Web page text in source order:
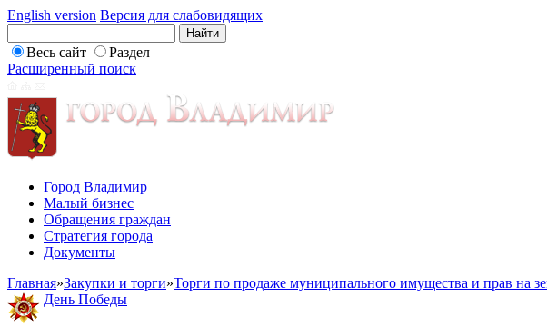
English version Версия для слабовидящих
Весь сайт
Раздел
Расширенный поиск
Город Владимир
Малый бизнес
Обращения граждан
Стратегия города
Документы
Главная»Закупки и торги»Торги по продаже муниципального имущества и прав на
День Победы